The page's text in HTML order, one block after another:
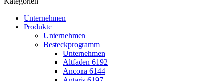
Unternehmen
Produkte
Unternehmen
Besteckprogramm
Unternehmen
Altfaden 6192
Ancona 6144